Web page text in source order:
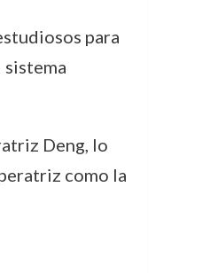
para
Deng, lo
como la